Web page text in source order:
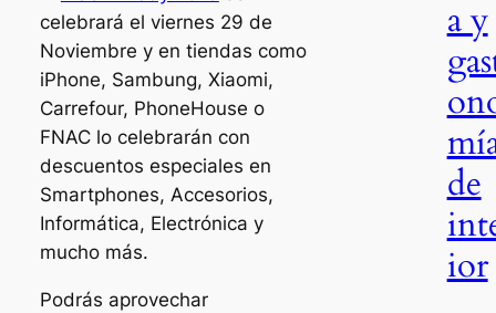
celebrará el viernes 29 de
Noviembre y en tiendas como
iPhone, Sambung, Xiaomi,
Carrefour, PhoneHouse o
FNAC lo celebrarán con
descuentos especiales en
Smartphones, Accesorios,
Informática, Electrónica y
mucho más.
Podrás aprovechar
a y
de
ior